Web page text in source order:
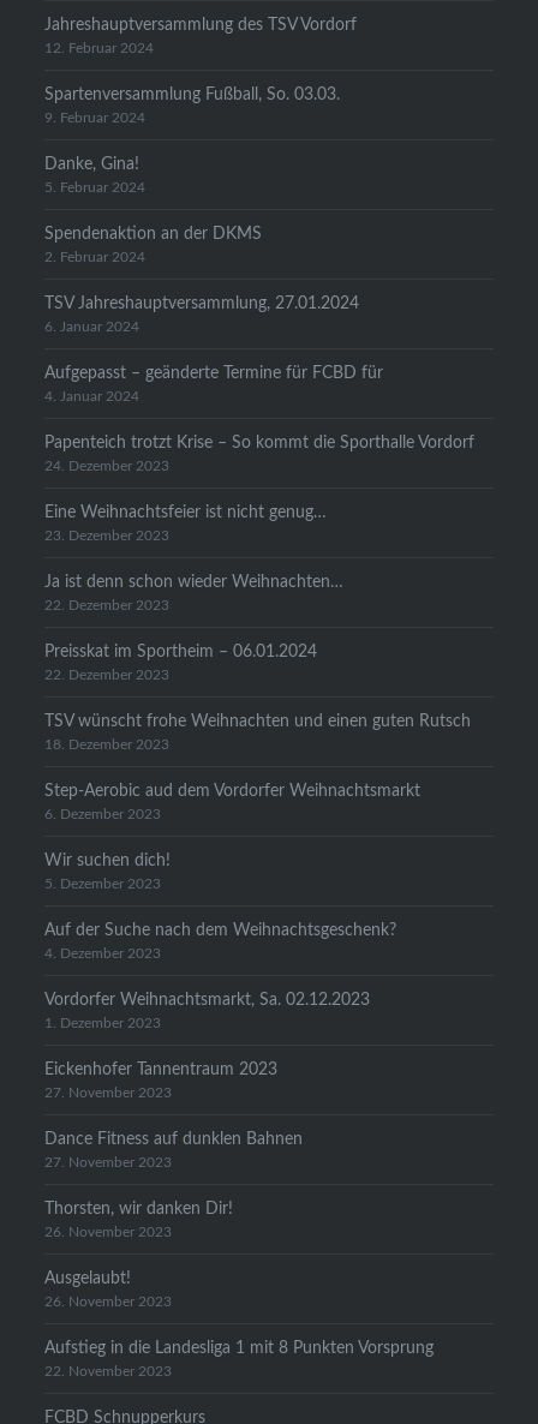
Jahreshauptversammlung des TSV Vordorf
12. Februar 2024
Spartenversammlung Fußball, So. 03.03.
9. Februar 2024
Danke, Gina!
5. Februar 2024
Spendenaktion an der DKMS
2. Februar 2024
TSV Jahreshauptversammlung, 27.01.2024
6. Januar 2024
Aufgepasst – geänderte Termine für FCBD für
4. Januar 2024
Papenteich trotzt Krise – So kommt die Sporthalle Vordorf
24. Dezember 2023
Eine Weihnachtsfeier ist nicht genug…
23. Dezember 2023
Ja ist denn schon wieder Weihnachten…
22. Dezember 2023
Preisskat im Sportheim – 06.01.2024
22. Dezember 2023
TSV wünscht frohe Weihnachten und einen guten Rutsch
18. Dezember 2023
Step-Aerobic aud dem Vordorfer Weihnachtsmarkt
6. Dezember 2023
Wir suchen dich!
5. Dezember 2023
Auf der Suche nach dem Weihnachtsgeschenk?
4. Dezember 2023
Vordorfer Weihnachtsmarkt, Sa. 02.12.2023
1. Dezember 2023
Eickenhofer Tannentraum 2023
27. November 2023
Dance Fitness auf dunklen Bahnen
27. November 2023
Thorsten, wir danken Dir!
26. November 2023
Ausgelaubt!
26. November 2023
Aufstieg in die Landesliga 1 mit 8 Punkten Vorsprung
22. November 2023
FCBD Schnupperkurs